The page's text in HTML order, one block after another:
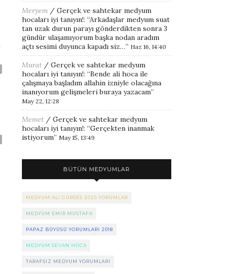
Meryem / Gerçek ve sahtekar medyum
hocaları iyi tanıyın!: “Arkadaşlar medyum suat
tan uzak durun parayı gönderdikten sonra 3
gündür ulaşamıyorum başka nodan aradım
açtı sesimi duyunca kapadı siz…” Haz 16, 14:40
Murat / Gerçek ve sahtekar medyum
hocaları iyi tanıyın!: “Bende ali hoca ile
çalışmaya başladım allahin izniyle olacağına
inanıyorum gelişmeleri buraya yazacam”
May 22, 12:28
Memet / Gerçek ve sahtekar medyum
hocaları iyi tanıyın!: “Gerçekten inanmak
istiyorum” May 15, 13:49
BÜTÜN MEDYUMLAR
MEDYUM ALI GÜRSES 2025 YORUMLAR
MEDYUM EMIR MUSTAFA
PAPAZ BÜYÜSÜ YORUMLARI 2018
MEDYUM SEVAN HOCA
TARAFSIZ MEDYUM YORUMLARI